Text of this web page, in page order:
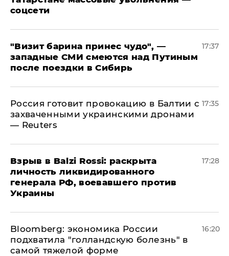
соцсети
"Визит барина принес чудо", —
западные СМИ смеются над Путиным
после поездки в Сибирь
17:37
​Россия готовит провокацию в Балтии с
захваченными украинскими дронами
— Reuters
17:35
​Взрыв в Balzi Rossi: раскрыта
личность ликвидированного
генерала РФ, воевавшего против
Украины
17:28
Bloomberg: экономика России
подхватила "голландскую болезнь" в
самой тяжелой форме
16:20